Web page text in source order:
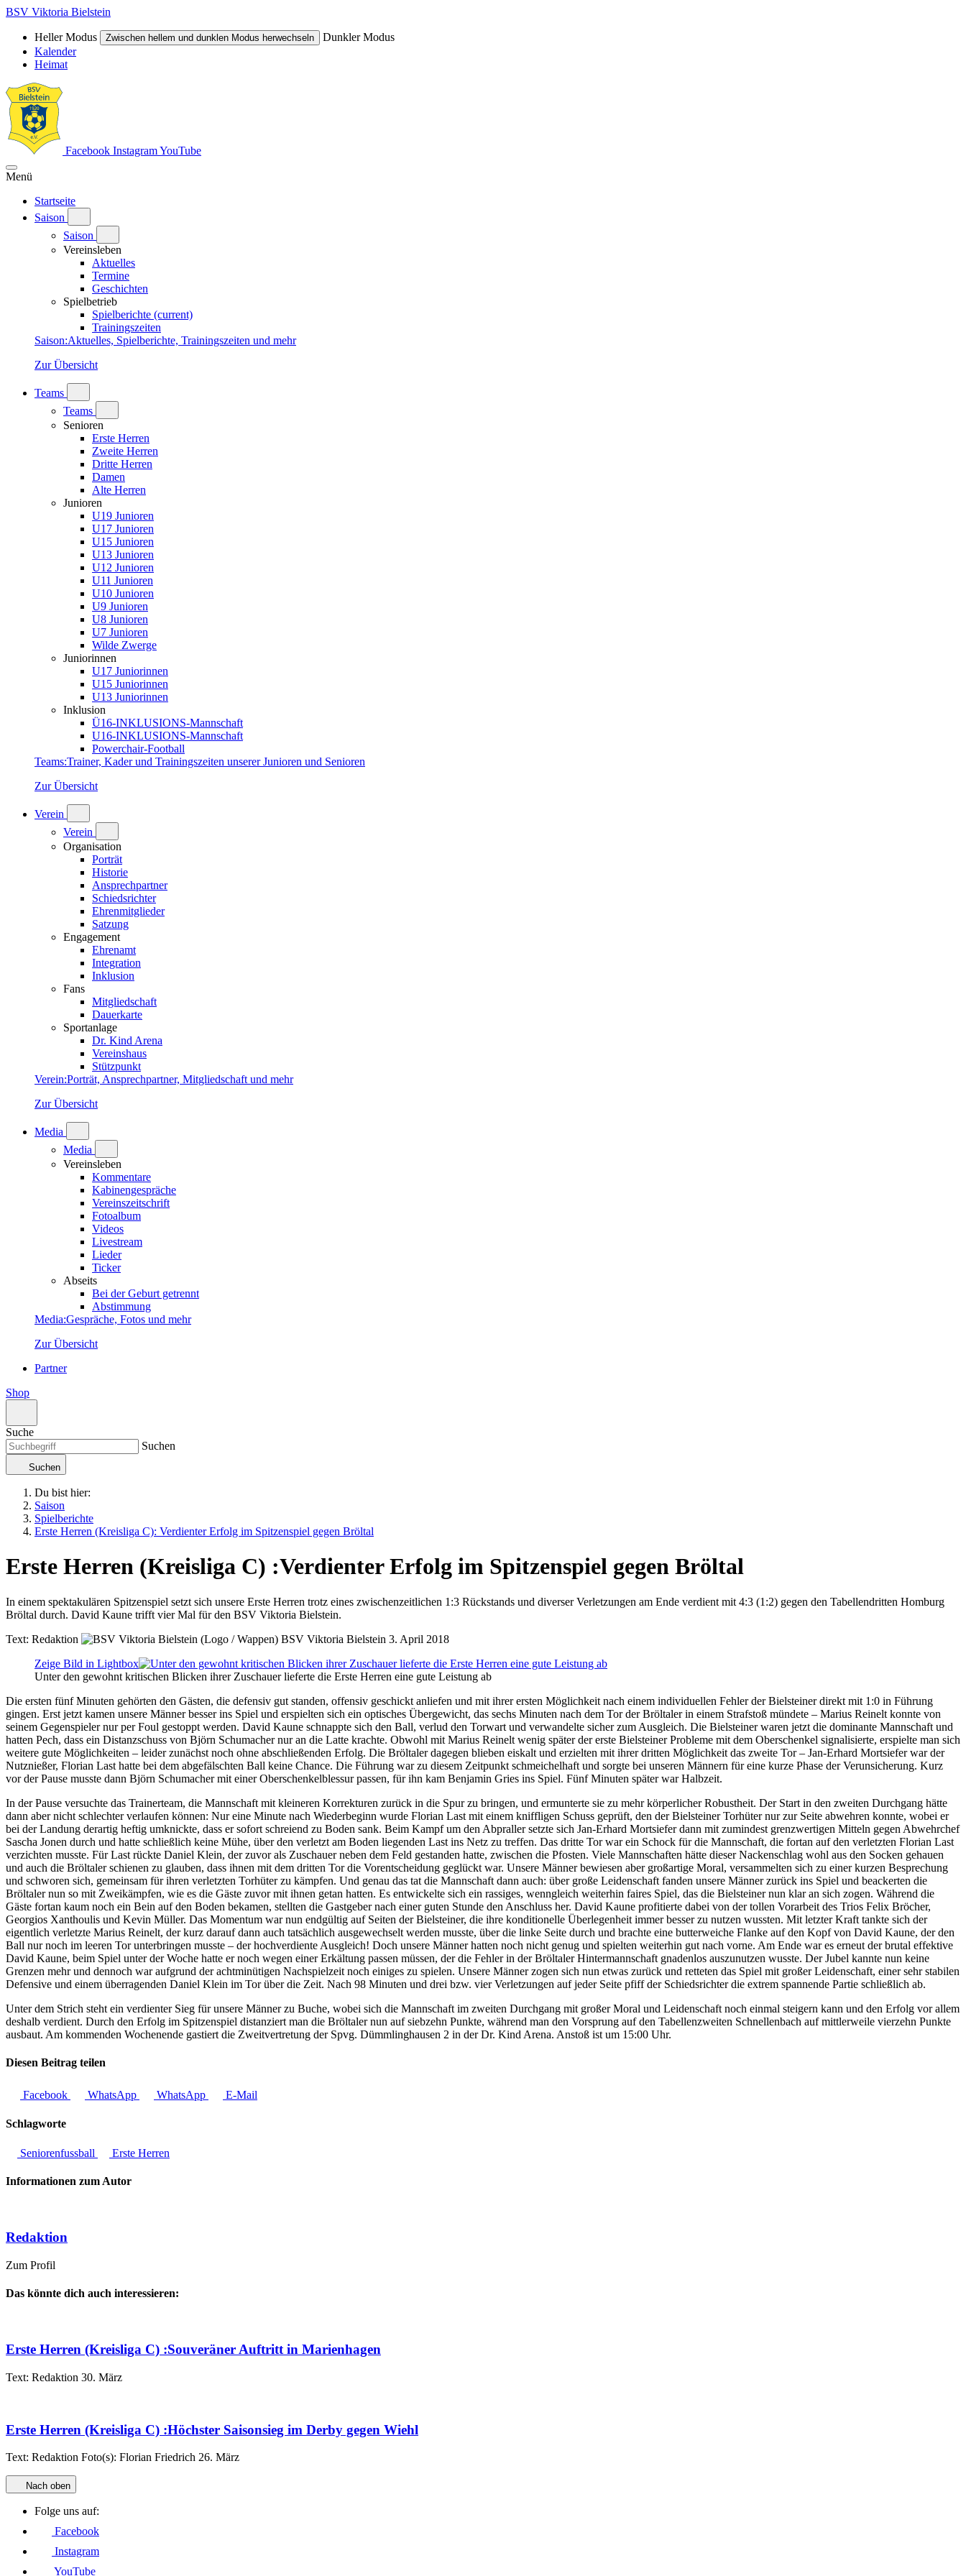
BSV Viktoria Bielstein
Heller Modus Zwischen hellem und dunklen Modus herwechseln
Dunkler Modus
Kalender
Heimat
Facebook InstagramYouTube
Menü
Startseite
Saison
Saison
Vereinsleben
Aktuelles
Termine
Geschichten
Spielbetrieb
Spielberichte (current)
Trainingszeiten
Saison:Aktuelles, Spielberichte, Trainingszeiten und mehr
Zur Übersicht
Teams
Teams
Senioren
Erste Herren
Zweite Herren
Dritte Herren
Damen
Alte Herren
Junioren
U19 Junioren
U17 Junioren
U15 Junioren
U13 Junioren
U12 Junioren
U11 Junioren
U10 Junioren
U9 Junioren
U8 Junioren
U7 Junioren
Wilde Zwerge
Juniorinnen
U17 Juniorinnen
U15 Juniorinnen
U13 Juniorinnen
Inklusion
Ü16-INKLUSIONS-Mannschaft
U16-INKLUSIONS-Mannschaft
Powerchair-Football
Teams:Trainer, Kader und Trainingszeiten unserer Junioren und Senioren
Zur Übersicht
Verein
Verein
Organisation
Porträt
Historie
Ansprechpartner
Schiedsrichter
Ehrenmitglieder
Satzung
Engagement
Ehrenamt
Integration
Inklusion
Fans
Mitgliedschaft
Dauerkarte
Sportanlage
Dr. Kind Arena
Vereinshaus
Stützpunkt
Verein:Porträt, Ansprechpartner, Mitgliedschaft und mehr
Zur Übersicht
Media
Media
Vereinsleben
Kommentare
Kabinengespräche
Vereinszeitschrift
Fotoalbum
Videos
Livestream
Lieder
Ticker
Abseits
Bei der Geburt getrennt
Abstimmung
Media:Gespräche, Fotos und mehr
Zur Übersicht
Partner
Shop
Suche
Suchen
Suchen
Du bist hier:
Saison
Spielberichte
Erste Herren (Kreisliga C): Verdienter Erfolg im Spitzenspiel gegen Bröltal
Erste Herren (Kreisliga C) :Verdienter Erfolg im Spitzenspiel gegen Bröltal
In einem spektakulären Spitzenspiel setzt sich unsere Erste Herren trotz eines zwischenzeitlichen 1:3 Rückstands und diverser Verletzungen am Ende verdient mit 4:3 (1:2) gegen den Tabellendritten Homburg
Bröltal durch. David Kaune trifft vier Mal für den BSV Viktoria Bielstein.
Text: Redaktion BSV Viktoria Bielstein 3. April 2018
Zeige Bild in Lightbox
Unter den gewohnt kritischen Blicken ihrer Zuschauer lieferte die Erste Herren eine gute Leistung ab
Die ersten fünf Minuten gehörten den Gästen, die defensiv gut standen, offensiv geschickt anliefen und mit ihrer ersten Möglichkeit nach einem individuellen Fehler der Bielsteiner direkt mit 1:0 in Führung
gingen. Erst jetzt kamen unsere Männer besser ins Spiel und erspielten sich ein optisches Übergewicht, das sechs Minuten nach dem Tor der Bröltaler in einem Strafstoß mündete – Marius Reinelt konnte von
seinem Gegenspieler nur per Foul gestoppt werden. David Kaune schnappte sich den Ball, verlud den Torwart und verwandelte sicher zum Ausgleich. Die Bielsteiner waren jetzt die dominante Mannschaft und
hatten Pech, dass ein Distanzschuss von Björn Schumacher nur an die Latte krachte. Obwohl mit Marius Reinelt wenig später der erste Bielsteiner Probleme mit dem Oberschenkel signalisierte, erspielte man sich
weitere gute Möglichkeiten – leider zunächst noch ohne abschließenden Erfolg. Die Bröltaler dagegen blieben eiskalt und erzielten mit ihrer dritten Möglichkeit das zweite Tor – Jan-Erhard Mortsiefer war der
Nutznießer, Florian Last hatte bei dem abgefälschten Ball keine Chance. Die Führung war zu diesem Zeitpunkt schmeichelhaft und sorgte bei unseren Männern für eine kurze Phase der Verunsicherung. Kurz
vor der Pause musste dann Björn Schumacher mit einer Oberschenkelblessur passen, für ihn kam Benjamin Gries ins Spiel. Fünf Minuten später war Halbzeit.
In der Pause versuchte das Trainerteam, die Mannschaft mit kleineren Korrekturen zurück in die Spur zu bringen, und ermunterte sie zu mehr körperlicher Robustheit. Der Start in den zweiten Durchgang hätte
dann aber nicht schlechter verlaufen können: Nur eine Minute nach Wiederbeginn wurde Florian Last mit einem kniffligen Schuss geprüft, den der Bielsteiner Torhüter nur zur Seite abwehren konnte, wobei er
bei der Landung derartig heftig umknickte, dass er sofort schreiend zu Boden sank. Beim Kampf um den Abpraller setzte sich Jan-Erhard Mortsiefer dann mit zumindest grenzwertigen Mitteln gegen Abwehrchef
Sascha Jonen durch und hatte schließlich keine Mühe, über den verletzt am Boden liegenden Last ins Netz zu treffen. Das dritte Tor war ein Schock für die Mannschaft, die fortan auf den verletzten Florian Last
verzichten musste. Für Last rückte Daniel Klein, der zuvor als Zuschauer neben dem Feld gestanden hatte, zwischen die Pfosten. Viele Mannschaften hätte dieser Nackenschlag wohl aus den Socken gehauen
und auch die Bröltaler schienen zu glauben, dass ihnen mit dem dritten Tor die Vorentscheidung geglückt war. Unsere Männer bewiesen aber großartige Moral, versammelten sich zu einer kurzen Besprechung
und schworen sich, gemeinsam für ihren verletzten Torhüter zu kämpfen. Und genau das tat die Mannschaft dann auch: über große Leidenschaft fanden unsere Männer zurück ins Spiel und beackerten die
Bröltaler nun so mit Zweikämpfen, wie es die Gäste zuvor mit ihnen getan hatten. Es entwickelte sich ein rassiges, wenngleich weiterhin faires Spiel, das die Bielsteiner nun klar an sich zogen. Während die
Gäste fortan kaum noch ein Bein auf den Boden bekamen, stellten die Gastgeber nach einer guten Stunde den Anschluss her. David Kaune profitierte dabei von der tollen Vorarbeit des Trios Felix Bröcher,
Georgios Xanthoulis und Kevin Müller. Das Momentum war nun endgültig auf Seiten der Bielsteiner, die ihre konditionelle Überlegenheit immer besser zu nutzen wussten. Mit letzter Kraft tankte sich der
eigentlich verletzte Marius Reinelt, der kurz darauf dann auch tatsächlich ausgewechselt werden musste, über die linke Seite durch und brachte eine butterweiche Flanke auf den Kopf von David Kaune, der den
Ball nur noch im leeren Tor unterbringen musste – der hochverdiente Ausgleich! Doch unsere Männer hatten noch nicht genug und spielten weiterhin gut nach vorne. Am Ende war es erneut der brutal effektive
David Kaune, beim Spiel unter der Woche hatte er noch wegen einer Erkältung passen müssen, der die Fehler in der Bröltaler Hintermannschaft gnadenlos auszunutzen wusste. Der Jubel kannte nun keine
Grenzen mehr und dennoch war aufgrund der achtminütigen Nachspielzeit noch einiges zu spielen. Unsere Männer zogen sich nun etwas zurück und retteten das Spiel mit großer Leidenschaft, einer sehr stabilen
Defensive und einem überragenden Daniel Klein im Tor über die Zeit. Nach 98 Minuten und drei bzw. vier Verletzungen auf jeder Seite pfiff der Schiedsrichter die extrem spannende Partie schließlich ab.
Unter dem Strich steht ein verdienter Sieg für unsere Männer zu Buche, wobei sich die Mannschaft im zweiten Durchgang mit großer Moral und Leidenschaft noch einmal steigern kann und den Erfolg vor allem
deshalb verdient. Durch den Erfolg im Spitzenspiel distanziert man die Bröltaler nun auf siebzehn Punkte, während man den Vorsprung auf den Tabellenzweiten Schnellenbach auf mittlerweile vierzehn Punkte
ausbaut. Am kommenden Wochenende gastiert die Zweitvertretung der Spvg. Dümmlinghausen 2 in der Dr. Kind Arena. Anstoß ist um 15:00 Uhr.
Diesen Beitrag teilen
Facebook WhatsApp WhatsApp E-Mail
Schlagworte
Seniorenfussball Erste Herren
Informationen zum Autor
Redaktion
Zum Profil
Das könnte dich auch interessieren:
Erste Herren (Kreisliga C) :Souveräner Auftritt in Marienhagen
Text: Redaktion 30. März
Erste Herren (Kreisliga C) :Höchster Saisonsieg im Derby gegen Wiehl
Text: Redaktion Foto(s): Florian Friedrich 26. März
Nach oben
Folge uns auf:
Facebook
Instagram
YouTube